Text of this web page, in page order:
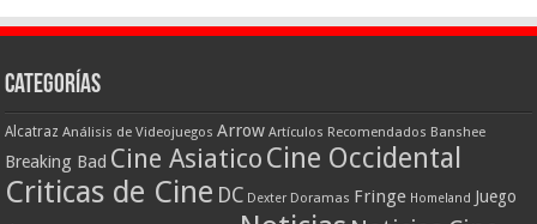
Categorías
Alcatraz Análisis de Videojuegos Arrow Artículos Recomendados Banshee
Breaking Bad Cine AsiaticoCine Occidental
Criticas de Cine DC Dexter Doramas Fringe Homeland Juego